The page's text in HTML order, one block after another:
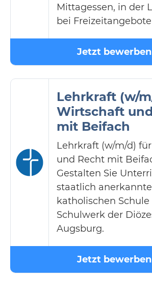
Mittagessen, in der
bei
Jetzt bewerben
Lehrkraft (w/
Wirtschaft
mit Beifach
Lehrkraft (w/m/d)
und Recht mit
Gestalten Sie
staatlich
katholischen
Schulwerk der
Augsburg.
Jetzt bewerben